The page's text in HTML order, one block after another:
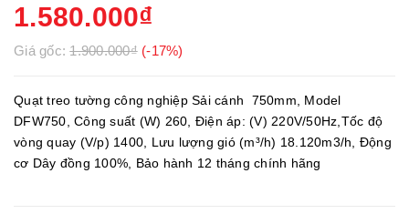
1.580.000₫
Giá gốc:1.900.000₫ (-17%)
Quạt treo tường công nghiệp Sải cánh 750mm, Model
DFW750, Công suất (W) 260, Điện áp: (V) 220V/50Hz,Tốc độ
vòng quay (V/p) 1400, Lưu lượng gió (m³/h) 18.120m3/h, Động
cơ Dây đồng 100%, Bảo hành 12 tháng chính hãng